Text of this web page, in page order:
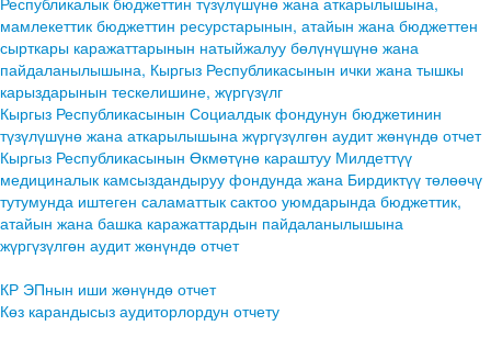
мамлекеттик бюджеттин ресурстарынын, атайын жана бюджеттен
сырткары каражаттарынын натыйжалуу бөлүнүшүнө жана
пайдаланылышына, Кыргыз Республикасынын ички жана тышкы
карыздарынын тескелишине, жүргүзүлг
Кыргыз Республикасынын Социалдык фондунун бюджетинин
түзүлүшүнө жана аткарылышына жүргүзүлгөн аудит жөнүндө отчет
Кыргыз Республикасынын Өкмөтүнө караштуу Милдеттүү
медициналык камсыздандыруу фондунда жана Бирдиктүү төлөөчү
тутумунда иштеген саламаттык сактоо уюмдарында бюджеттик,
атайын жана башка каражаттардын пайдаланылышына
жүргүзүлгөн аудит жөнүндө отчет
КР ЭПнын иши жөнүндө отчет
Көз карандысыз аудиторлордун отчету